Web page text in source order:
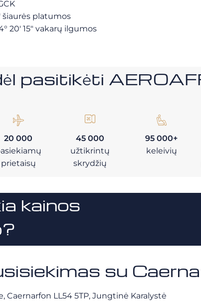
šiaurės platumos
20′ 15″ vakarų ilgumos
pasitikėti
20 000
prietaisų
45 000
užtikrintų
skrydžių
95 000+
keleivių
kainos
su
Caernarfon LL54 5TP, Jungtinė Karalystė